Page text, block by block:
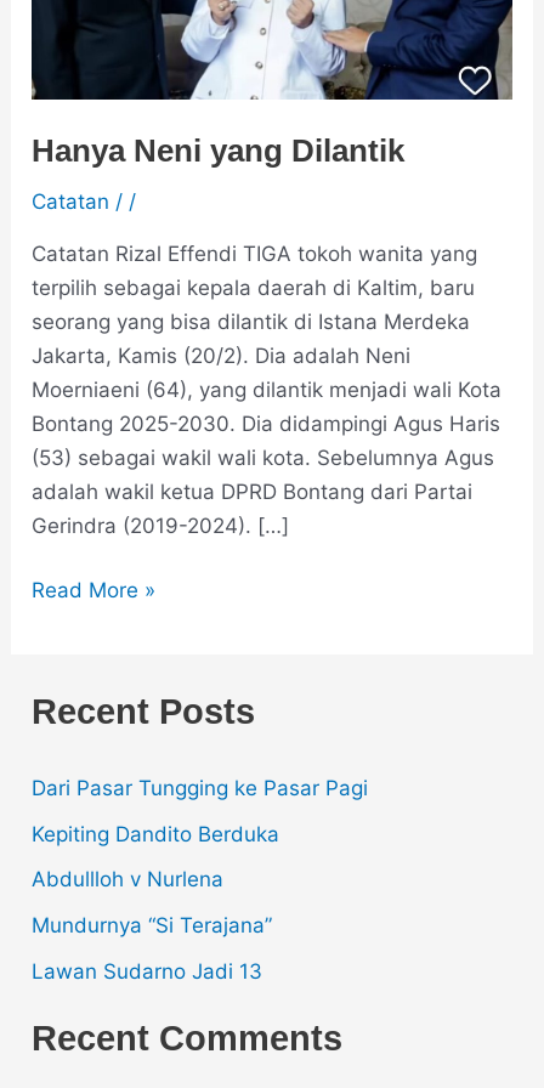
Hanya Neni yang Dilantik
Catatan / /
Catatan Rizal Effendi TIGA tokoh wanita yang
terpilih sebagai kepala daerah di Kaltim, baru
seorang yang bisa dilantik di Istana Merdeka
Jakarta, Kamis (20/2). Dia adalah Neni
Moerniaeni (64), yang dilantik menjadi wali Kota
Bontang 2025-2030. Dia didampingi Agus Haris
(53) sebagai wakil wali kota. Sebelumnya Agus
adalah wakil ketua DPRD Bontang dari Partai
Gerindra (2019-2024). […]
Read More »
Recent Posts
Dari Pasar Tungging ke Pasar Pagi
Kepiting Dandito Berduka
Abdullloh v Nurlena
Mundurnya “Si Terajana”
Lawan Sudarno Jadi 13
Recent Comments